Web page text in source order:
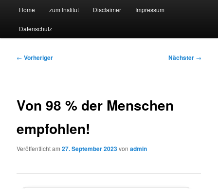
Suchmaschine Forschung und
Technologie
Zum
primären
Zum
sekundären
Home zum Institut Disclaimer Impressum
Datenschutz
Beitragsnavigation
← Vorheriger Nächster →
Von 98 % der Menschen
empfohlen!
Veröffentlicht am27. September 2023vonadmin